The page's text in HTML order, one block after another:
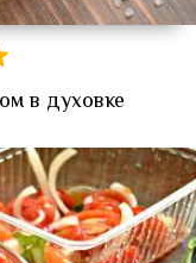
в духовке